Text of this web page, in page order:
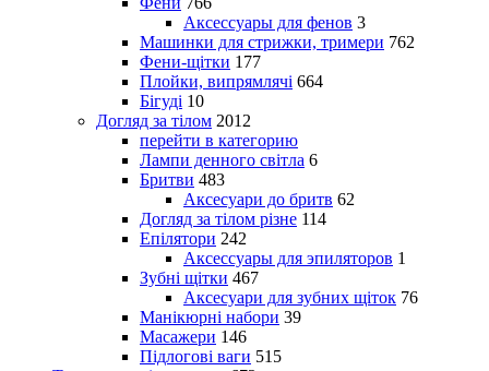
Аксессуары для фенов 3
Машинки для стрижки, тримери 762
Фени-щітки 177
Плойки, випрямлячі 664
Бігуді 10
Догляд за тілом 2012
перейти в категорию
Лампи денного світла 6
Бритви 483
Аксесуари до бритв 62
Догляд за тілом різне 114
Епілятори 242
Аксессуары для эпиляторов 1
Зубні щітки 467
Аксесуари для зубних щіток 76
Манікюрні набори 39
Масажери 146
Підлогові ваги 515